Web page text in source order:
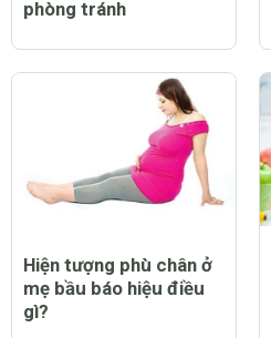
phòng tránh
Hiện tượng phù chân ở
mẹ bầu báo hiệu điều
gì?